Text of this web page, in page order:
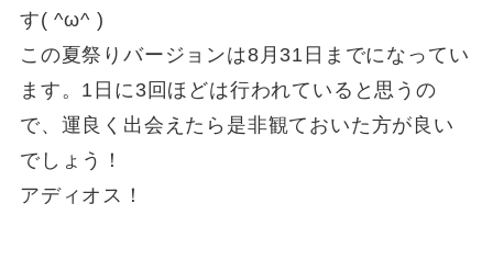
す( ^ω^ )
この夏祭りバージョンは8月31日までになってい
ます。1日に3回ほどは行われていると思うの
で、運良く出会えたら是非観ておいた方が良い
でしょう！
アディオス！